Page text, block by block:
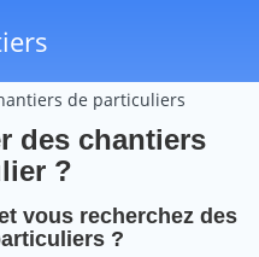
de particuliers
des chantiers
?
vous recherchez des
?